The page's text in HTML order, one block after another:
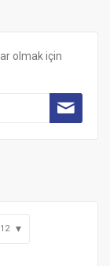
olmak için
12